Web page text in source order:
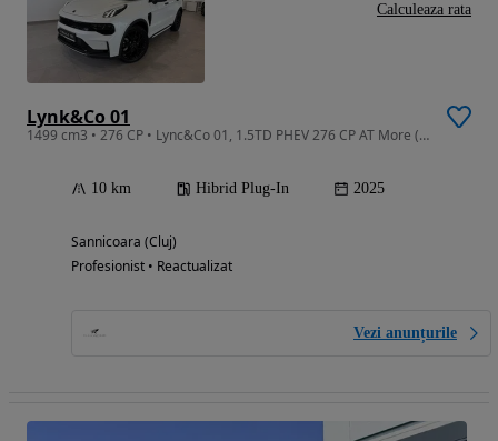
Lynk&Co 01
1499 cm3 • 276 CP • Lync&Co 01, 1.5TD PHEV 276 CP AT More (MY 2025)
10 km Hibrid Plug-In 2025
Sannicoara (Cluj)
Profesionist • Reactualizat
Vezi anunțurile
Calculeaza rata